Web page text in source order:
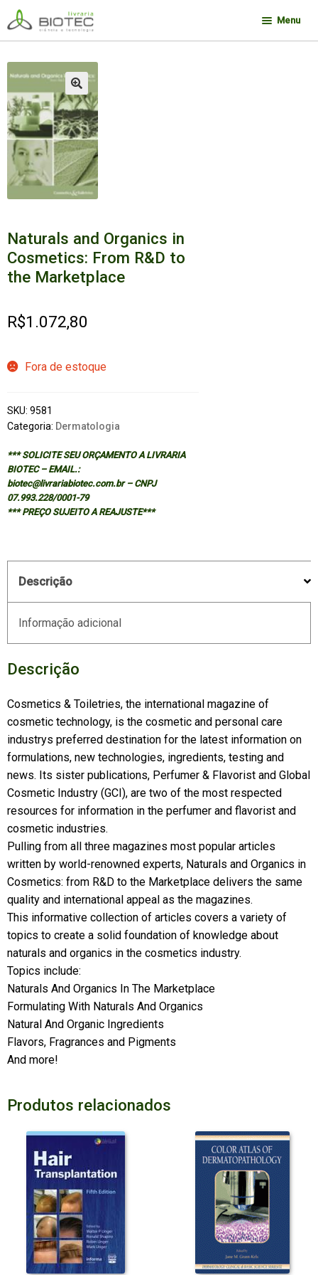
Pular
para
navegação
Pular
para
o
conteúdo
Menu
🔍
Naturals and Organics in
Cosmetics: From R&D to
the Marketplace
R$1.072,80
Fora de estoque
SKU: 9581
Categoria: Dermatologia
*** SOLICITE SEU ORÇAMENTO A LIVRARIA
BIOTEC – EMAIL.:
biotec@livrariabiotec.com.br – CNPJ
07.993.228/0001-79
*** PREÇO SUJEITO A REAJUSTE***
Descrição
Informação adicional
Descrição
Cosmetics & Toiletries, the international magazine of
cosmetic technology, is the cosmetic and personal care
industrys preferred destination for the latest information on
formulations, new technologies, ingredients, testing and
news. Its sister publications, Perfumer & Flavorist and Global
Cosmetic Industry (GCI), are two of the most respected
resources for information in the perfumer and flavorist and
cosmetic industries.
Pulling from all three magazines most popular articles
written by world-renowned experts, Naturals and Organics in
Cosmetics: from R&D to the Marketplace delivers the same
quality and international appeal as the magazines.
This informative collection of articles covers a variety of
topics to create a solid foundation of knowledge about
naturals and organics in the cosmetics industry.
Topics include:
Naturals And Organics In The Marketplace
Formulating With Naturals And Organics
Natural And Organic Ingredients
Flavors, Fragrances and Pigments
And more!
Produtos relacionados